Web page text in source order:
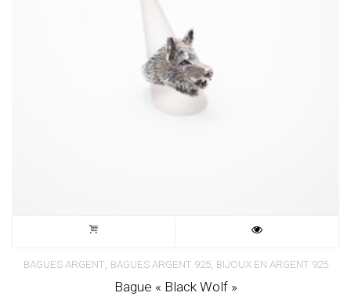
BAGUES ARGENT, BAGUES ARGENT 925, BIJOUX EN ARGENT 925
Bague « Black Wolf »